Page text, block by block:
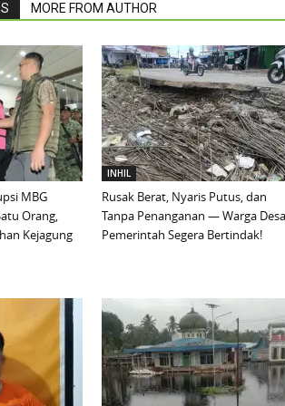
MORE FROM AUTHOR
MBG
Orang,
Kejagung
INHIL
Rusak Berat, Nyaris Putus, dan
Tanpa Penanganan — Warga
Pemerintah Segera Bertindak!